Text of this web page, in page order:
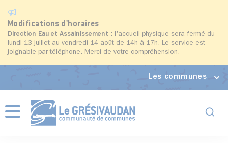
Modifications d'horaires
Direction Eau et Assainissement : l'accueil physique sera fermé du
lundi 13 juillet au vendredi 14 août de 14h à 17h. Le service est
joignable par téléphone. Merci de votre compréhension.
Les communes
Menu